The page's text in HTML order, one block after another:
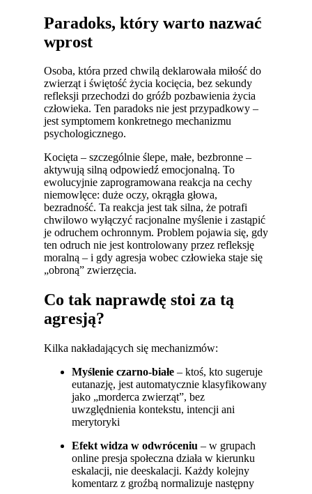
Paradoks, który warto nazwać
wprost
Osoba, która przed chwilą deklarowała miłość do
zwierząt i świętość życia kocięcia, bez sekundy
refleksji przechodzi do gróźb pozbawienia życia
człowieka. Ten paradoks nie jest przypadkowy –
jest symptomem konkretnego mechanizmu
psychologicznego.
Kocięta – szczególnie ślepe, małe, bezbronne –
aktywują silną odpowiedź emocjonalną. To
ewolucyjnie zaprogramowana reakcja na cechy
niemowlęce: duże oczy, okrągła głowa,
bezradność. Ta reakcja jest tak silna, że potrafi
chwilowo wyłączyć racjonalne myślenie i zastąpić
je odruchem ochronnym. Problem pojawia się, gdy
ten odruch nie jest kontrolowany przez refleksję
moralną – i gdy agresja wobec człowieka staje się
„obroną” zwierzęcia.
Co tak naprawdę stoi za tą
agresją?
Kilka nakładających się mechanizmów:
Myślenie czarno-białe – ktoś, kto sugeruje
eutanazję, jest automatycznie klasyfikowany
jako „morderca zwierząt”, bez
uwzględnienia kontekstu, intencji ani
merytoryki
Efekt widza w odwróceniu – w grupach
online presja społeczna działa w kierunku
eskalacji, nie deeskalacji. Każdy kolejny
komentarz z groźbą normalizuje następny